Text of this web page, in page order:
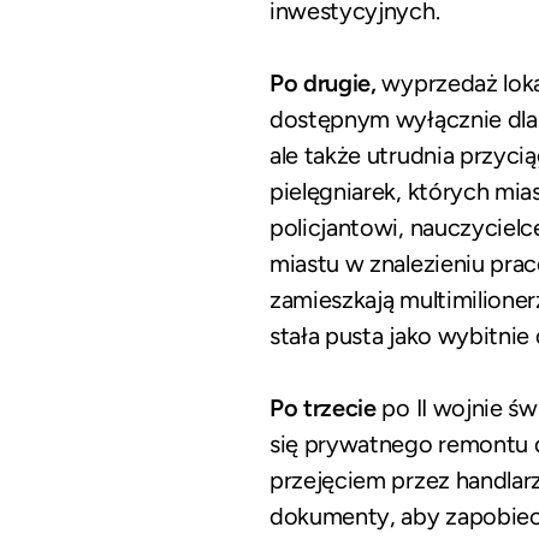
inwestycyjnych.
Po drugie, wyprzedaż
dostępnym wyłącznie
ale także utrudnia
pielęgniarek, których
policjantowi,
miastu w znalezieniu
zamieszkają
stała pusta jako
Po trzecie po II wojnie
się prywatnego remontu
przejęciem przez
dokumenty, aby